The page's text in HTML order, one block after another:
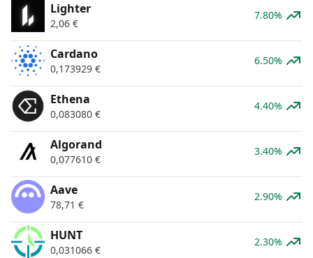
Lighter
2,06 €
7.80%
Cardano
0,173929 €
6.50%
Ethena
0,083080 €
4.40%
Algorand
0,077610 €
3.40%
Aave
78,71 €
2.90%
HUNT
0,031066 €
2.30%